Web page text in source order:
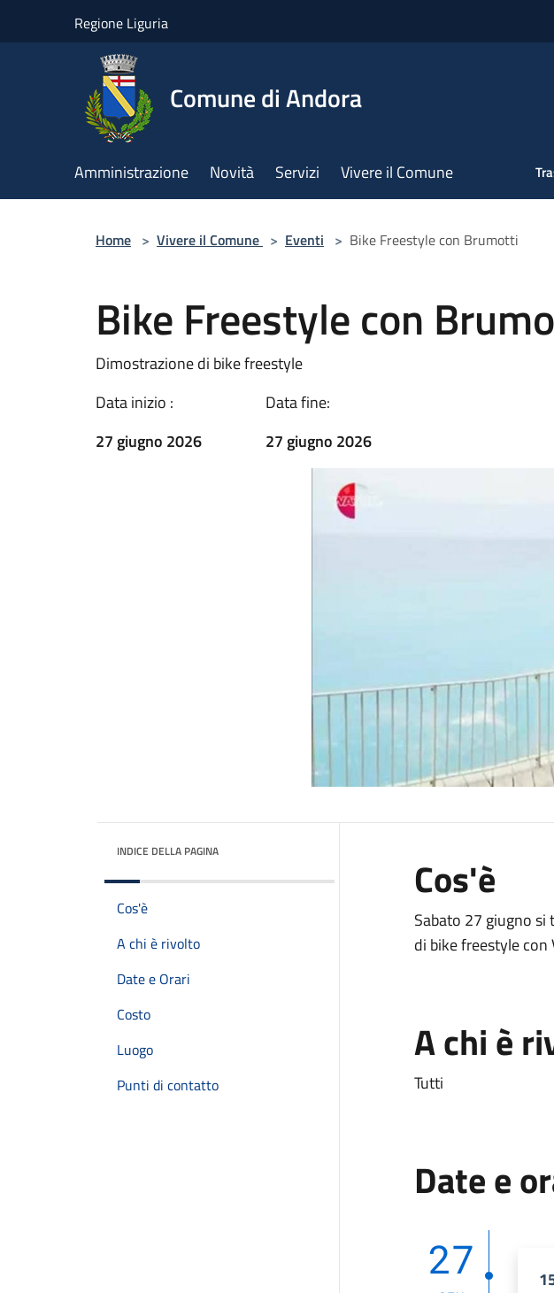
Regione Liguria
Comune di Andora
Amministrazione Novità Servizi Vivere il Comune
Home > Vivere il Comune > Eventi > Bike Freestyle con Brumotti
Bike Freestyle con
Dimostrazione di bike freestyle
Data inizio :
27 giugno 2026
Data fine:
27 giugno 2026
INDICE DELLA PAGINA
Cos'è
A chi è rivolto
Date e Orari
Costo
Luogo
Punti di contatto
Cos'è
Sabato 27 giugno si
di bike freestyle
A chi è
Tutti
Date e
27